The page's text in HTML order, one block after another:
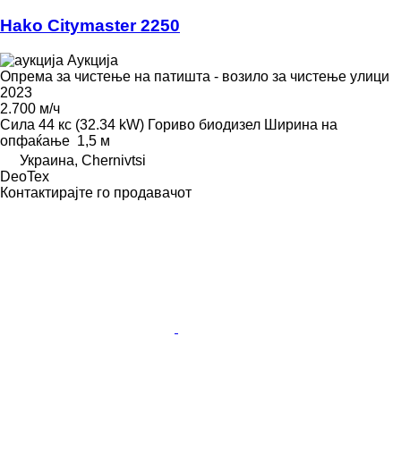
Hako Citymaster 2250
Аукција
Опрема за чистење на патишта - возило за чистење улици
2023
2.700 м/ч
Сила 44 кс (32.34 kW) Гориво биодизел Ширина на
опфаќање 1,5 м
Украина, Chernivtsi
DeoTex
Контактирајте го продавачот